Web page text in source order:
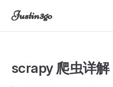
Skip to content
Justin3go
unable
scrapy 爬虫详解